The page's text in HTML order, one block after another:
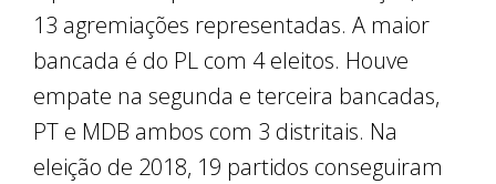
13 agremiações representadas. A maior
bancada é do PL com 4 eleitos. Houve
empate na segunda e terceira bancadas,
PT e MDB ambos com 3 distritais. Na
eleição de 2018, 19 partidos conseguiram